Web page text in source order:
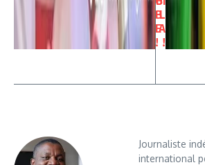
B
E
!
L
A
!
Journaliste
international